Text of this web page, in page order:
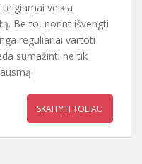
veikia
Be to, norint išvengti
reguliariai vartoti
sumažinti ne tik
SKAITYTI TOLIAU